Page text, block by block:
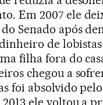
Em 2007 ele
Senado após
de
filha fora do
chegou a
foi absolvido
ele voltou a